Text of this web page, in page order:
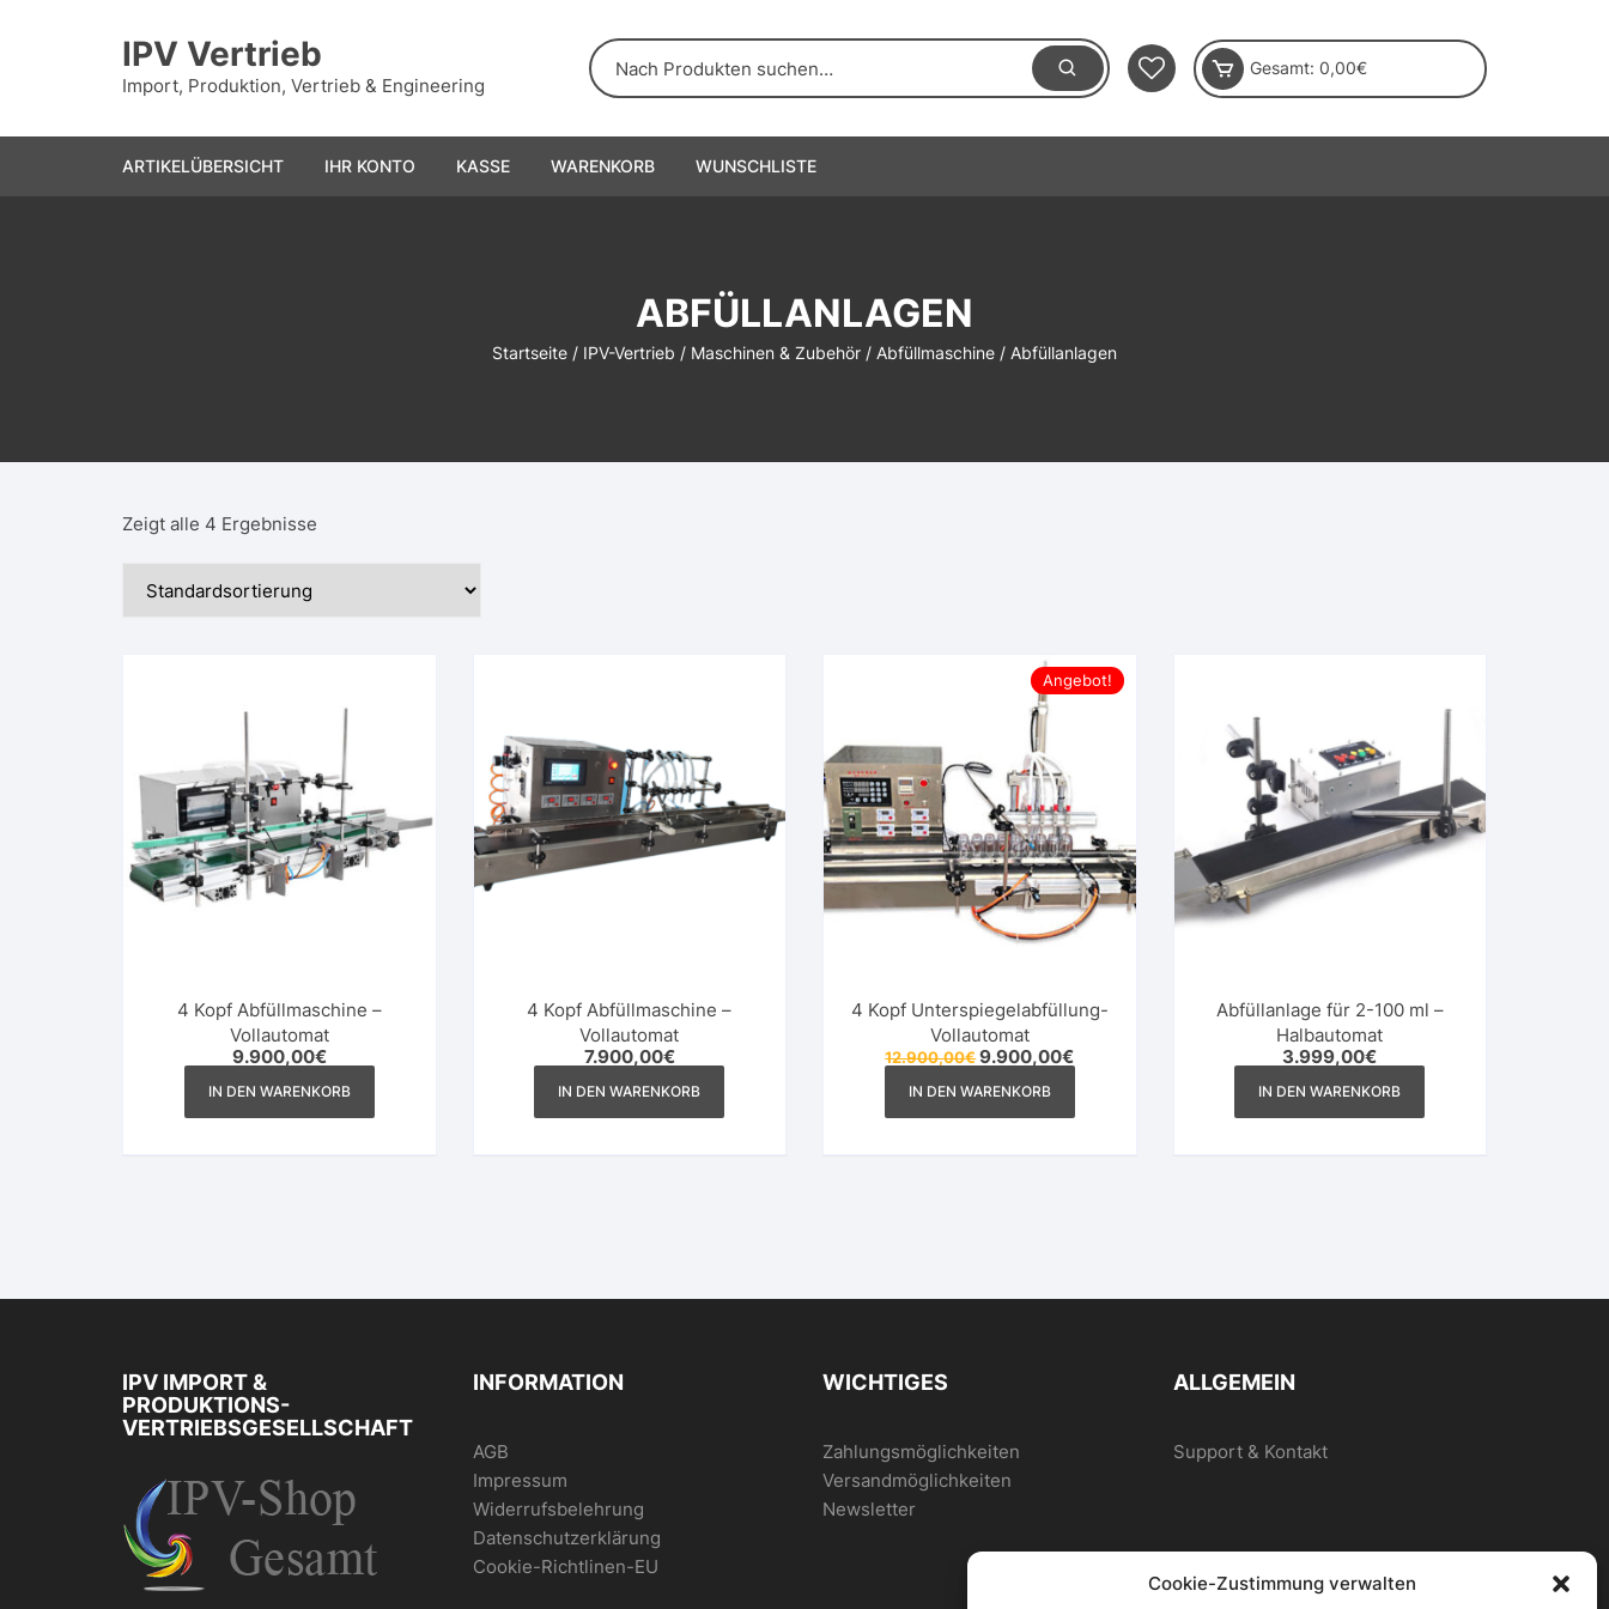
Cookie-Zustimmung verwalten
IPV Vertrieb
Import, Produktion, Vertrieb & Engineering
Gesamt: 0,00€
ARTIKELÜBERSICHT IHR KONTO KASSE WARENKORB WUNSCHLISTE
ABFÜLLANLAGEN
Startseite / IPV-Vertrieb / Maschinen & Zubehör / Abfüllmaschine / Abfüllanlagen
Zeigt alle 4 Ergebnisse
4 Kopf Abfüllmaschine –
Vollautomat
9.900,00€
IN DEN WARENKORB
4 Kopf Abfüllmaschine –
Vollautomat
7.900,00€
IN DEN WARENKORB
Angebot!
4 Kopf Unterspiegelabfüllung-
Vollautomat
12.900,00€Ursprünglicher
Preis
war:
9.900,00€Aktueller
Preis
IN DEN WARENKORB
Abfüllanlage für 2-100 ml –
Halbautomat
3.999,00€
IN DEN WARENKORB
IPV IMPORT &
PRODUKTIONS-
VERTRIEBSGESELLSCHAFT
INFORMATION
AGB
Impressum
Widerrufsbelehrung
Datenschutzerklärung
Cookie-Richtlinen-EU
WICHTIGES
Zahlungsmöglichkeiten
Versandmöglichkeiten
Newsletter
ALLGEMEIN
Support & Kontakt